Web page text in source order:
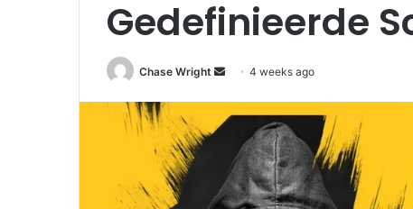
Gedefinieerde
Chase Wright
n
n
e
4 weeks ago